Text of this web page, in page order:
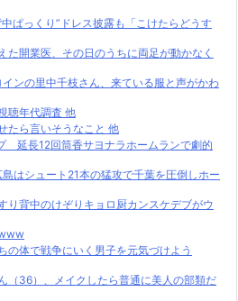
中ぱっくり”ドレス披露も「こけたらどうす
た開業医、その日のうちに両足が動かなく
インの里中千枝さん、来ている服と声がかわ
聴年代調査 他
たら言いそうなこと 他
延長12回筒香サヨナラホームランで劇的
島はシュート21本の猛攻で千葉を圧倒しホー
り背中のけぞりキョロ厨カンスケデブがウ
の体で戦争にいく男子を元気づけよう
（36）、メイクしたら普通に美人の部類だ